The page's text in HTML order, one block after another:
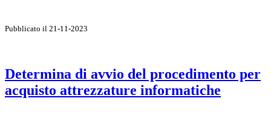
Pubblicato il 21-11-2023
Determina di avvio del procedimento per
acquisto attrezzature informatiche